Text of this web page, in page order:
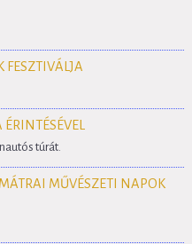
FESZTIVÁLJA
túrát.
MŰVÉSZETI NAPOK